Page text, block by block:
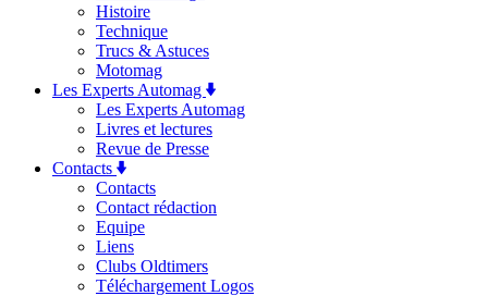
Histoire
Technique
Trucs & Astuces
Motomag
Les Experts Automag
Les Experts Automag
Livres et lectures
Revue de Presse
Contacts
Contacts
Contact rédaction
Equipe
Liens
Clubs Oldtimers
Téléchargement Logos